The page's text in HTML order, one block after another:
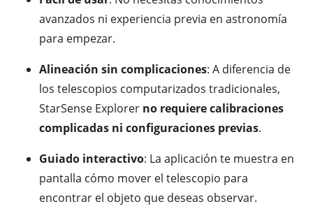
avanzados ni experiencia previa en astronomía
para empezar.
Alineación sin complicaciones: A diferencia de
los telescopios computarizados tradicionales,
StarSense Explorer no requiere calibraciones
complicadas ni configuraciones previas.
Guiado interactivo: La aplicación te muestra en
pantalla cómo mover el telescopio para
encontrar el objeto que deseas observar.